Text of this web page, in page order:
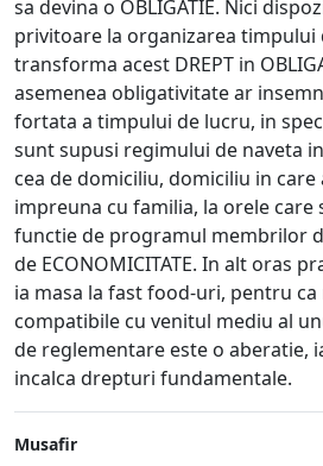
sa devina o OBLIGATIE. Nici
privitoare la organizarea timpului
transforma acest DREPT in
asemenea obligativitate ar
fortata a timpului de lucru, in
sunt supusi regimului de naveta
cea de domiciliu, domiciliu in
impreuna cu familia, la orele care
functie de programul membrilor
de ECONOMICITATE. In alt oras
ia masa la fast food-uri, pentru
compatibile cu venitul mediu al
de reglementare este o aberatie,
incalca drepturi fundamentale.
Musafir